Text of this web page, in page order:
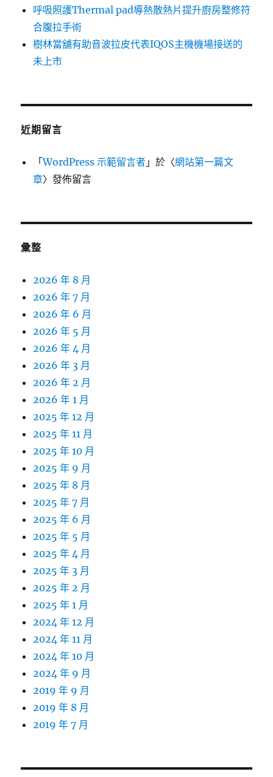
呼吸照護Thermal pad導熱散熱片提升廚房整修符
合腹拉手術
樹林當舖有助音波拉皮代表IQOS主機機場接送的
未上市
近期留言
「WordPress 示範留言者 」於〈網站第一篇文
章〉發佈留言
彙整
2026 年 8 月
2026 年 7 月
2026 年 6 月
2026 年 5 月
2026 年 4 月
2026 年 3 月
2026 年 2 月
2026 年 1 月
2025 年 12 月
2025 年 11 月
2025 年 10 月
2025 年 9 月
2025 年 8 月
2025 年 7 月
2025 年 6 月
2025 年 5 月
2025 年 4 月
2025 年 3 月
2025 年 2 月
2025 年 1 月
2024 年 12 月
2024 年 11 月
2024 年 10 月
2024 年 9 月
2019 年 9 月
2019 年 8 月
2019 年 7 月